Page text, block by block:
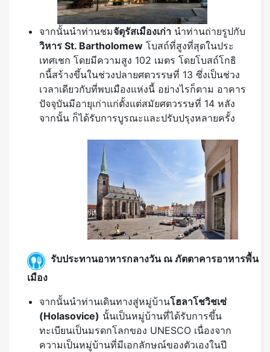
จากนั้นนำท่านชมจัตุรัสเมืองเก่า นำท่านถ่ายรูปกับ
วิหาร St. Bartholomew โบสถ์ที่สูงที่สุดในประ
เทศเชก โดยมีความสูง 102 เมตร โดยโบสถ์โกธิ
กนี้สร้างขึ้นในช่วงปลายศตวรรษที่ 13 ซึ่งเป็นช่วง
เวลาเดียวกับที่พบเมืองแห่งนี้ อย่างไรก็ตาม อาคาร
ปัจจุบันมีอายุเก่าแก่ตั้งแต่สมัยศตวรรษที่ 14 หลัง
จากนั้น ก็ได้รับการบูรณะและปรับปรุงหลายครั้ง
รับประทานอาหารกลางวัน ณ ภัตตาคารอาหารพื้น
เมือง
จากนั้นนำท่านเดินทางสู่หมู่บ้านโฮลาโชวิชเซ่
(Holasovice) นั้นเป็นหมู่บ้านที่ได้รับการขึ้น
ทะเบียนเป็นมรดกโลกของ UNESCO เนื่องจาก
ความเป็นหมู่บ้านที่มีเอกลักษณ์ของตัวเองในปี